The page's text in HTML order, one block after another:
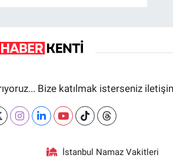
Bize katılmak isterseniz
İstanbul Namaz Vakitleri